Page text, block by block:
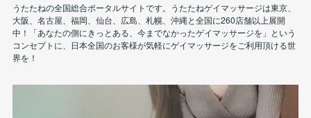
うたたねの全国総合ポータルサイトです。うたたねゲイマッサージは東京、
大阪、名古屋、福岡、仙台、広島、札幌、沖縄と全国に260店舗以上展開
中！「あなたの側にきっとある、今までなかったゲイマッサージを」という
コンセプトに、日本全国のお客様が気軽にゲイマッサージをご利用頂ける世
界を！